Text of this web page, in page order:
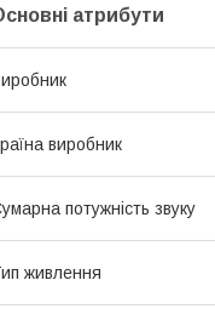
атрибути
виробник
потужність звуку
живлення